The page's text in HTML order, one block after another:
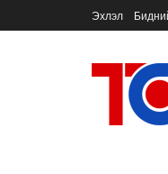
Эхлэл